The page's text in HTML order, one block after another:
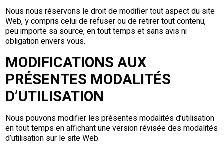
Nous nous réservons le droit de modifier tout aspect du site
Web, y compris celui de refuser ou de retirer tout contenu,
peu importe sa source, en tout temps et sans avis ni
obligation envers vous.
MODIFICATIONS AUX
PRÉSENTES MODALITÉS
D’UTILISATION
Nous pouvons modifier les présentes modalités d’utilisation
en tout temps en affichant une version révisée des modalités
d’utilisation sur le site Web.